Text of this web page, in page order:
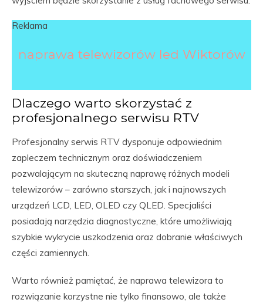
Reklama
naprawa telewizorów led Wiktorów
Dlaczego warto skorzystać z
profesjonalnego serwisu RTV
Profesjonalny serwis RTV dysponuje odpowiednim
zapleczem technicznym oraz doświadczeniem
pozwalającym na skuteczną naprawę różnych modeli
telewizorów – zarówno starszych, jak i najnowszych
urządzeń LCD, LED, OLED czy QLED. Specjaliści
posiadają narzędzia diagnostyczne, które umożliwiają
szybkie wykrycie uszkodzenia oraz dobranie właściwych
części zamiennych.
Warto również pamiętać, że naprawa telewizora to
rozwiązanie korzystne nie tylko finansowo, ale także